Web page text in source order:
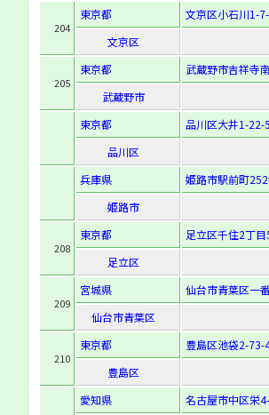
204
東京都
文京区小石川1-
文京区
205
東京都
武蔵野市吉祥寺
武蔵野市
東京都
品川区大井1-22-
品川区
兵庫県
姫路市駅前町
姫路市
208
東京都
足立区千住2丁
足立区
209
宮城県
仙台市青葉区一
仙台市青葉区
210
東京都
豊島区池袋2-73-
豊島区
愛知県
名古屋市中区栄